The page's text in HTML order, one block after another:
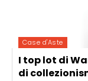
Case d'Aste
I top lot di
di